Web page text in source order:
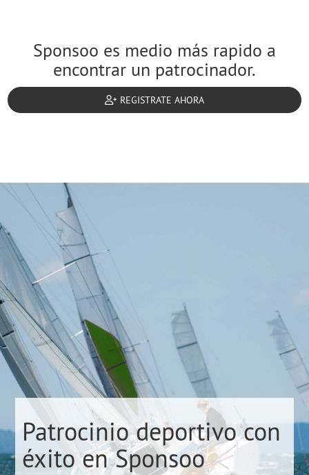
Sponsoo es medio más rapido a
encontrar un patrocinador.
REGISTRATE AHORA
Patrocinio deportivo con
éxito en Sponsoo